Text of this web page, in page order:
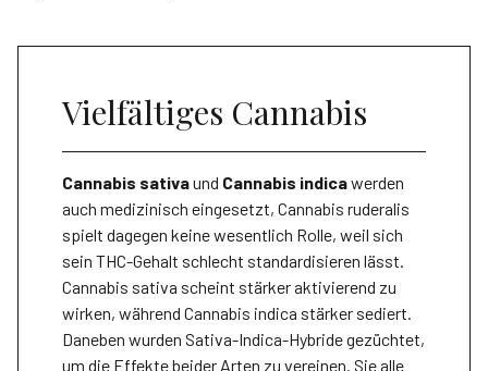
Vielfältiges Cannabis
Cannabis sativaund Cannabis indicawerden
auch medizinisch eingesetzt, Cannabis ruderalis
spielt dagegen keine wesentlich Rolle, weil sich
sein THC-Gehalt schlecht standardisieren lässt.
Cannabis sativa scheint stärker aktivierend zu
wirken, während Cannabis indica stärker sediert.
Daneben wurden Sativa-Indica-Hybride gezüchtet,
um die Effekte beider Arten zu vereinen. Sie alle